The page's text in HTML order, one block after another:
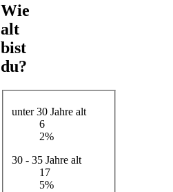
Wie
alt
bist
du?
unter 30 Jahre alt
6
2%
30 - 35 Jahre alt
17
5%